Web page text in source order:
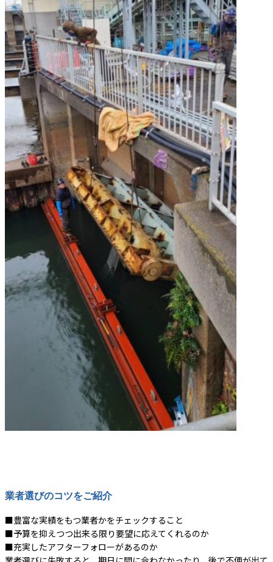
業者選びのコツをご紹介
■豊富な実績をもつ業者かをチェックすること
■予算を抑えつつ出来る限り要望に応えてくれるのか
■充実したアフターフォローがあるのか